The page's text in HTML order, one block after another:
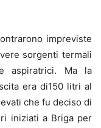
impreviste
sorgenti termali
aspiratrici. Ma la
era di150 litri al
che fu deciso di
iniziati a Briga per